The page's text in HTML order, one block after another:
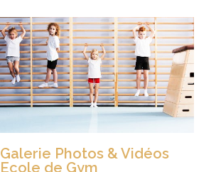
Galerie Photos & Vidéos
Ecole de Gym